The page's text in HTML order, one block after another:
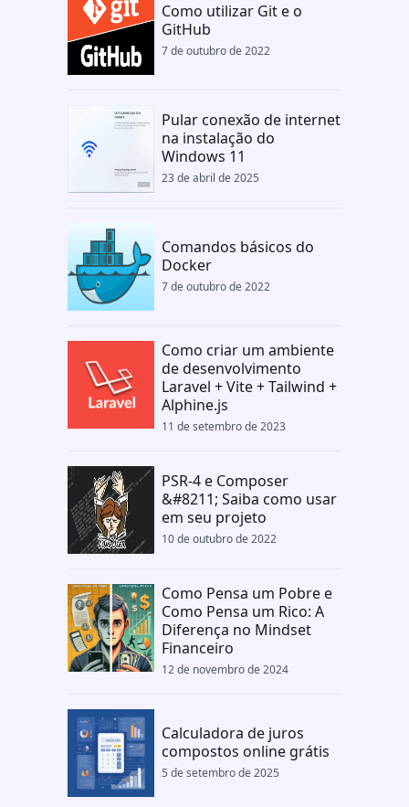
Como utilizar Git e o
GitHub
7 de outubro de 2022
Pular conexão de internet
na instalação do
Windows 11
23 de abril de 2025
Comandos básicos do
Docker
7 de outubro de 2022
Como criar um ambiente
de desenvolvimento
Laravel + Vite + Tailwind +
Alphine.js
11 de setembro de 2023
PSR-4 e Composer
&#8211; Saiba como usar
em seu projeto
10 de outubro de 2022
Como Pensa um Pobre e
Como Pensa um Rico: A
Diferença no Mindset
Financeiro
12 de novembro de 2024
Calculadora de juros
compostos online grátis
5 de setembro de 2025